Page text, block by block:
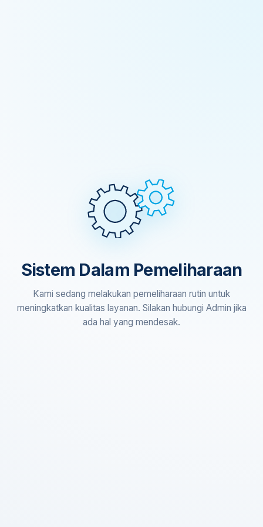
Sistem Dalam Pemeliharaan
Kami sedang melakukan pemeliharaan rutin untuk
meningkatkan kualitas layanan. Silakan hubungi Admin jika
ada hal yang mendesak.